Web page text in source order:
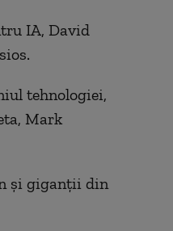
IA, David
tehnologiei,
Mark
şi giganţii din